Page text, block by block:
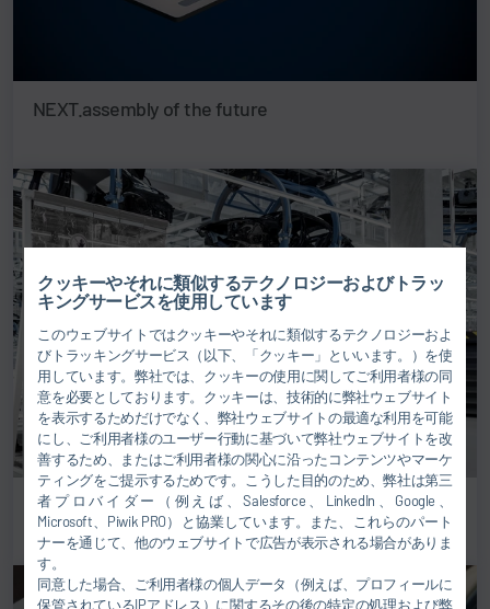
クッキーやそれに類似するテクノロジーおよびトラッ
キングサービスを使用しています
このウェブサイトではクッキーやそれに類似するテクノロジーおよ
びトラッキングサービス（以下、「クッキー」といいます。）を使
用しています。弊社では、クッキーの使用に関してご利用者様の同
意を必要としております。クッキーは、技術的に弊社ウェブサイト
を表示するためだけでなく、弊社ウェブサイトの最適な利用を可能
にし、ご利用者様のユーザー行動に基づいて弊社ウェブサイトを改
善するため、またはご利用者様の関心に沿ったコンテンツやマーケ
ティングをご提示するためです。こうした目的のため、弊社は第三
者プロバイダー（例えば、Salesforce、LinkedIn、Google、
Microsoft、Piwik PRO）と協業しています。また、これらのパート
ナーを通じて、他のウェブサイトで広告が表示される場合がありま
す。
同意した場合、ご利用者様の個人データ（例えば、プロフィールに
保管されているIPアドレス）に関するその後の特定の処理および弊
NEXT.assembly of the future
最終組立向けのコンベア技術